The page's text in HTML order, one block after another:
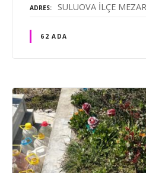
ADRES SULUOVA İLÇE
62 ADA